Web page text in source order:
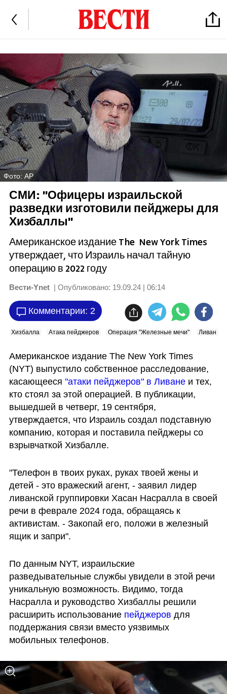
Фото: AP
СМИ: "Офицеры израильской
разведки изготовили пейджеры для
Хизбаллы"
Американское издание The New York Times
утверждает, что Израиль начал тайную
операцию в 2022 году
Вести-Ynet | Опубликовано: 19.09.24 | 06:14
Комментарии: 2
Хизбалла Атака пейджеров Операция "Железные мечи" Ливан
Американское издание The New York Times
(NYT) выпустило собственное расследование,
касающееся "атаки пейджеров" в Ливане и тех,
кто стоял за этой операцией. В публикации,
вышедшей в четверг, 19 сентября,
утверждается, что Израиль создал подставную
компанию, которая и поставила пейджеры со
взрывчаткой Хизбалле.
"Телефон в твоих руках, руках твоей жены и
детей - это вражеский агент, - заявил лидер
ливанской группировки Хасан Насралла в своей
речи в феврале 2024 года, обращаясь к
активистам. - Закопай его, положи в железный
ящик и запри".
По данным NYT, израильские
разведывательные службы увидели в этой речи
уникальную возможность. Видимо, тогда
Насралла и руководство Хизбаллы решили
расширить использование пейджеров для
поддержания связи вместо уязвимых
мобильных телефонов.